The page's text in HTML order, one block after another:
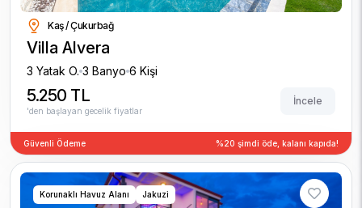
Kaş / Çukurbağ
Villa Alvera
3 Yatak O. 3 Banyo 6 Kişi
5.250 TL
'den başlayan gecelik fiyatlar
İncele
Güvenli Ödeme %20 şimdi öde, kalanı kapıda!
Korunaklı Havuz Alanı Jakuzi